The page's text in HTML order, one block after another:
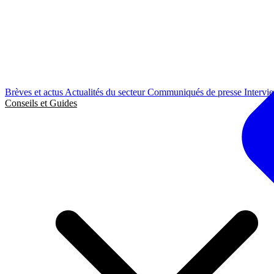
Brèves et actus Actualités du secteurCommuniqués de presse
Conseils et Guides